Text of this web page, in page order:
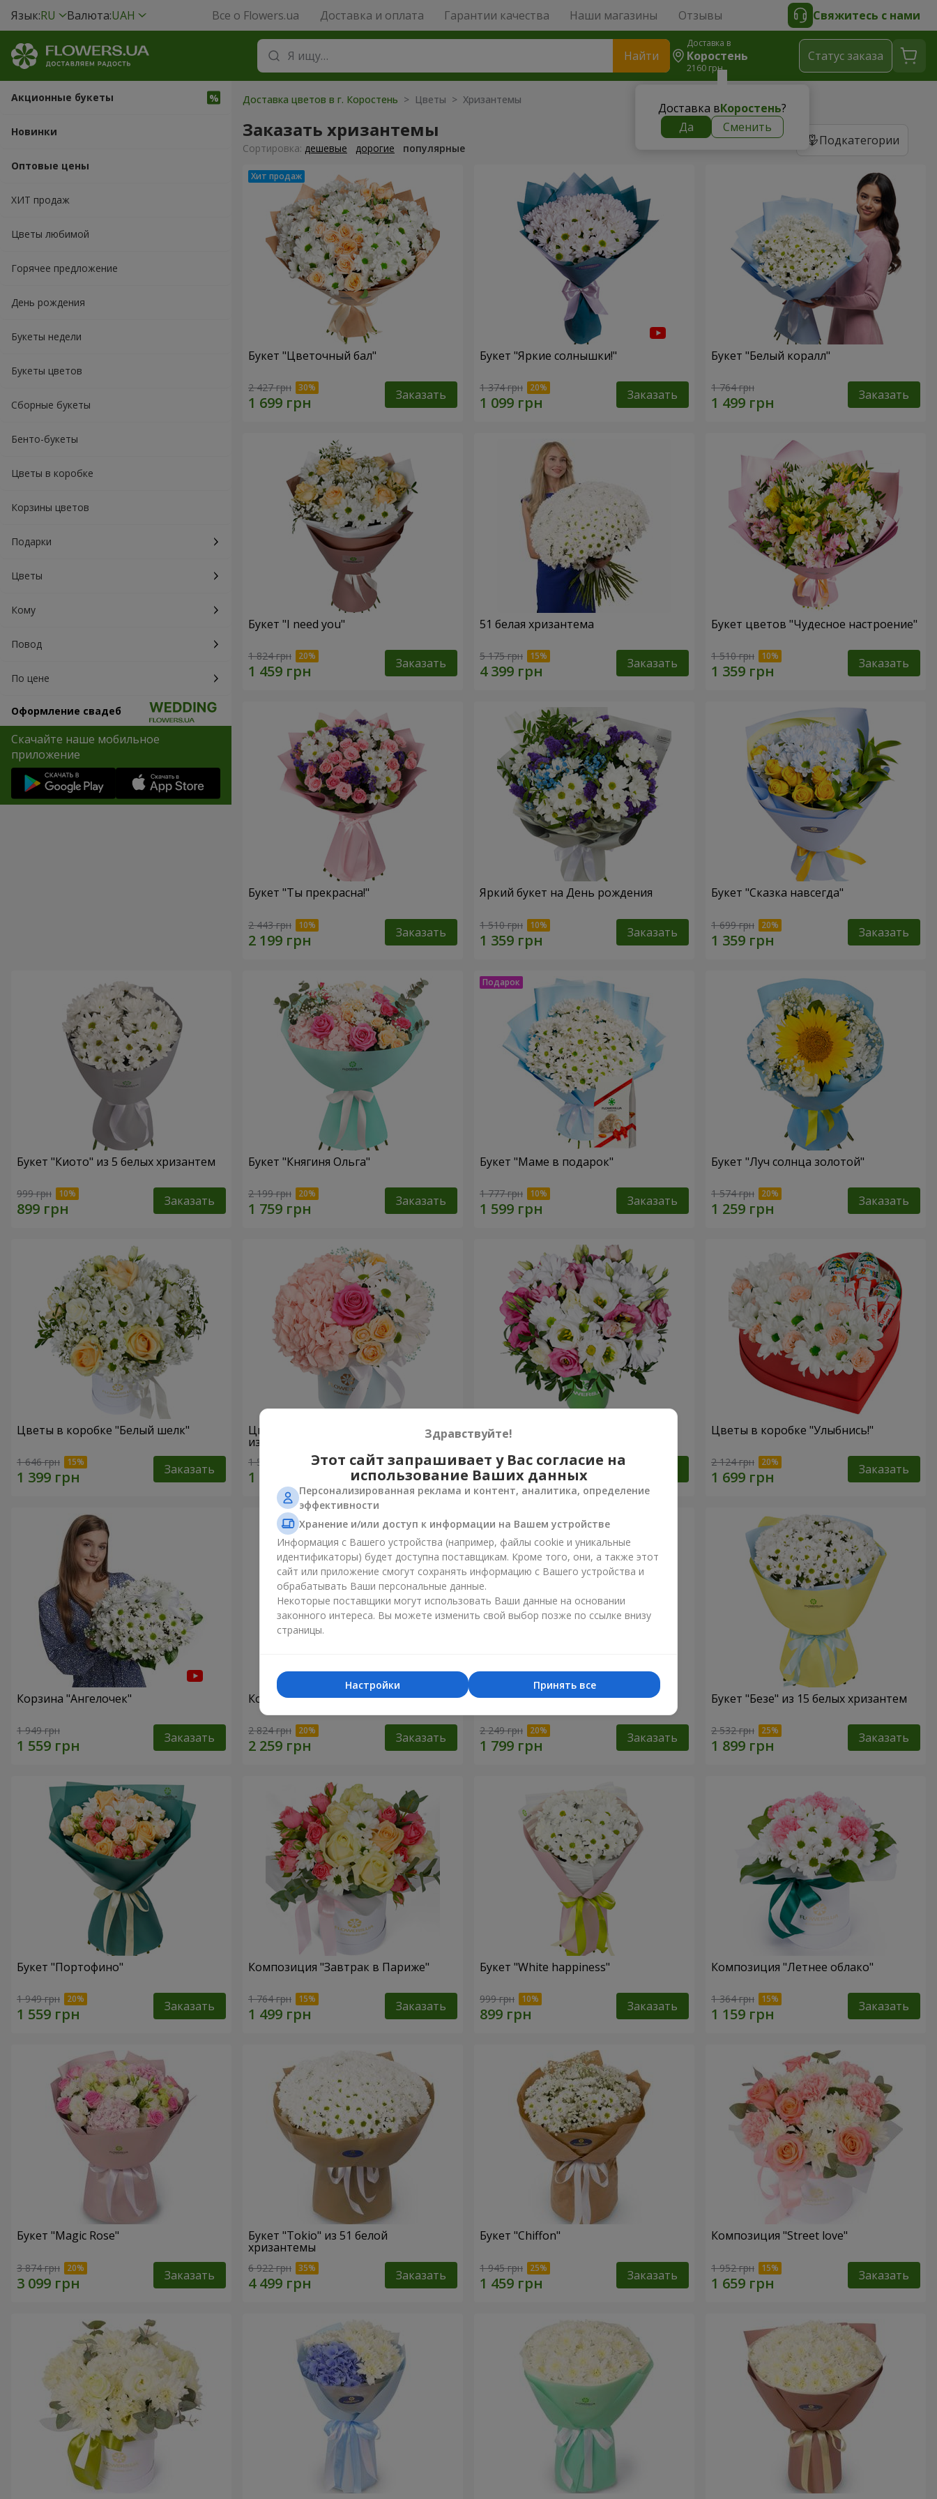
Язык:RU Валюта:UAH Все о Flowers.ua Доставка и оплата Гарантии качества Наши магазины Отзывы Свяжитесь с нами
Найти
Доставка в
Коростень
2160 грн
Доставка вКоростень?
Да
Сменить
Cтатус заказа
Акционные букеты
Новинки
Оптовые цены
ХИТ продаж
Цветы любимой
Горячее предложение
День рождения
Букеты недели
Букеты цветов
Сборные букеты
Бенто-букеты
Цветы в коробке
Корзины цветов
Подарки
Цветы
Кому
Повод
По цене
Оформление свадеб
Скачайте наше мобильное
приложение
Доставка цветов в г. Коростень > Цветы > Хризантемы
Заказать хризантемы Подкатегории
Cортировка: дешевые дорогие популярные
Букет "Цветочный бал"
2 427 грн Заказать
Букет "Яркие солнышки!"
1 374 грн Заказать
Букет "Белый коралл"
1 764 грн Заказать
Букет "I need you"
1 824 грн Заказать
51 белая хризантема
5 175 грн Заказать
Букет цветов "Чудесное настроение"
1 510 грн Заказать
Букет "Ты прекрасна!"
2 443 грн Заказать
Яркий букет на День рождения
1 510 грн Заказать
Букет "Сказка навсегда"
1 699 грн Заказать
Букет "Киото" из 5 белых хризантем
999 грн Заказать
Букет "Княгиня Ольга"
2 199 грн Заказать
Букет "Маме в подарок"
1 777 грн Заказать
Букет "Луч солнца золотой"
1 574 грн Заказать
Цветы в коробке "Белый шелк"
1 646 грн Заказать
Цветы в коробке "Счастья не
избежать"
1 528 грн Заказать
Композиция "Лучики в глазах"
954 грн
Цветы в коробке "Улыбнись!"
2 124 грн Заказать
Корзина "Ангелочек"
1 949 грн Заказать
Корзина "Влюбленный сад"
2 824 грн Заказать
Композиция "Charlotte"
2 249 грн Заказать
Букет "Безе" из 15 белых хризантем
2 532 грн Заказать
Букет "Портофино"
1 949 грн Заказать
Композиция "Завтрак в Париже"
1 764 грн Заказать
Букет "White happiness"
999 грн Заказать
Композиция "Летнее облако"
1 364 грн Заказать
Букет "Magic Rose"
3 874 грн Заказать
Букет "Tokio" из 51 белой
хризантемы
6 922 грн Заказать
Букет "Chiffon"
1 945 грн Заказать
Композиция "Street love"
1 952 грн Заказать
Здравствуйте!
Этот сайт запрашивает у Вас согласие на
использование Ваших данных
Персонализированная реклама и контент, аналитика, определение
эффективности
Хранение и/или доступ к информации на Вашем устройстве
Информация с Вашего устройства (например, файлы cookie и уникальные
идентификаторы) будет доступна поставщикам. Кроме того, они, а также этот
сайт или приложение смогут сохранять информацию с Вашего устройства и
обрабатывать Ваши персональные данные.
Некоторые поставщики могут использовать Ваши данные на основании
законного интереса. Вы можете изменить свой выбор позже по ссылке внизу
страницы.
Принять все
Настройки